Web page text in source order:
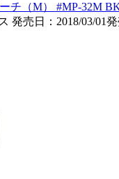
チ（M） #MP-32M
発売日：2018/03/01